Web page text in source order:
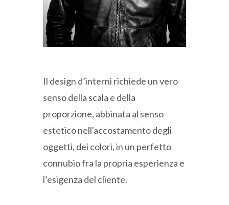
Il design d’interni richiede un vero
senso della scala e della
proporzione, abbinata al senso
estetico nell'accostamento degli
oggetti, dei colori, in un perfetto
connubio fra la propria esperienza e
l’esigenza del cliente.